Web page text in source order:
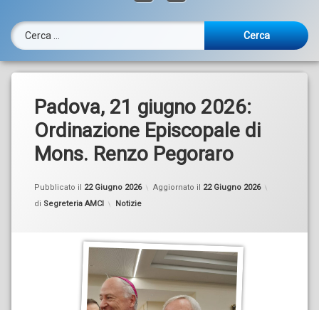
Ricerca per:
Padova, 21 giugno 2026:
Ordinazione Episcopale di
Mons. Renzo Pegoraro
Pubblicato il 22 Giugno 2026 Aggiornato il 22 Giugno 2026
di Segreteria AMCI Categorie:
Notizie